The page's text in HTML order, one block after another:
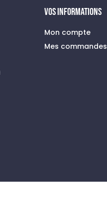
VOS INFORMATIONS
Mon compte
Mes commandes